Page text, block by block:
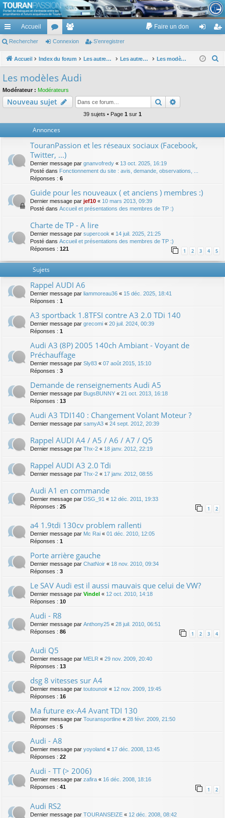
TouranPassion
Le forum des propriétaires ou futurs acquéreurs du Volkswagen Touran
cc
ès
pi
de
Accueil
or
u
e
m
Faire un don
ne nr
Rechercher Connexion S’enregistrer
Accueil Index du forum Les autres voitures et ce qui touche à la voiture Les autres modèles du groupe VW Les modèles Audi
c
Les modèles Audi
Modérateur : Modérateurs
Nouveau sujet Rechercher
39 sujets • Page 1 sur 1
Annonces
TouranPassion et les réseaux sociaux (Facebook,
Twitter, ...)
Dernier message par gnanvofredy « 13 oct. 2025, 16:19
Posté dans Fonctionnement du site : avis, demande, observations, ...
Réponses : 6
Guide pour les nouveaux ( et anciens ) membres :)
Dernier message par jef10 « 10 mars 2013, 09:39
Posté dans Accueil et présentations des membres de TP :)
Charte de TP - A lire
Dernier message par supercook « 14 juil. 2025, 21:25
Posté dans Accueil et présentations des membres de TP :)
Réponses : 121 1 2 3 4 5
Sujets
Rappel AUDI A6
Dernier message par liammoreau36 « 15 déc. 2025, 18:41
Réponses : 1
A3 sportback 1.8TFSI contre A3 2.0 TDi 140
Dernier message par grecomi « 20 juil. 2024, 00:39
Réponses : 1
Audi A3 (8P) 2005 140ch Ambiant - Voyant de
Préchauffage
Dernier message par Sly83 « 07 août 2015, 15:10
Réponses : 3
Demande de renseignements Audi A5
Dernier message par BugsBUNNY « 21 oct. 2013, 16:18
Réponses : 13
Audi A3 TDI140 : Changement Volant Moteur ?
Dernier message par samyA3 « 24 sept. 2012, 20:39
Rappel AUDI A4 / A5 / A6 / A7 / Q5
Dernier message par Thx-2 « 18 janv. 2012, 22:19
Rappel AUDI A3 2.0 Tdi
Dernier message par Thx-2 « 17 janv. 2012, 08:55
Audi A1 en commande
Dernier message par DSG_91 « 12 déc. 2011, 19:33
Réponses : 25 1 2
a4 1.9tdi 130cv problem rallenti
Dernier message par Mc Rai « 01 déc. 2010, 12:05
Réponses : 1
Porte arrière gauche
Dernier message par ChatNoir « 18 nov. 2010, 09:34
Réponses : 3
Le SAV Audi est il aussi mauvais que celui de VW?
Dernier message par Vindel « 12 oct. 2010, 14:18
Réponses : 10
Audi - R8
Dernier message par Anthony25 « 28 juil. 2010, 06:51
Réponses : 86 1 2 3 4
Audi Q5
Dernier message par MELR « 29 nov. 2009, 20:40
Réponses : 13
dsg 8 vitesses sur A4
Dernier message par toutounoir « 12 nov. 2009, 19:45
Réponses : 16
Ma future ex-A4 Avant TDI 130
Dernier message par Touransportline « 28 févr. 2009, 21:50
Réponses : 5
Audi - A8
Dernier message par yoyoland « 17 déc. 2008, 13:45
Réponses : 22
Audi - TT (> 2006)
Dernier message par zafira « 16 déc. 2008, 18:16
Réponses : 41 1 2
Audi RS2
Dernier message par TOURANSEIZE « 12 déc. 2008, 08:42